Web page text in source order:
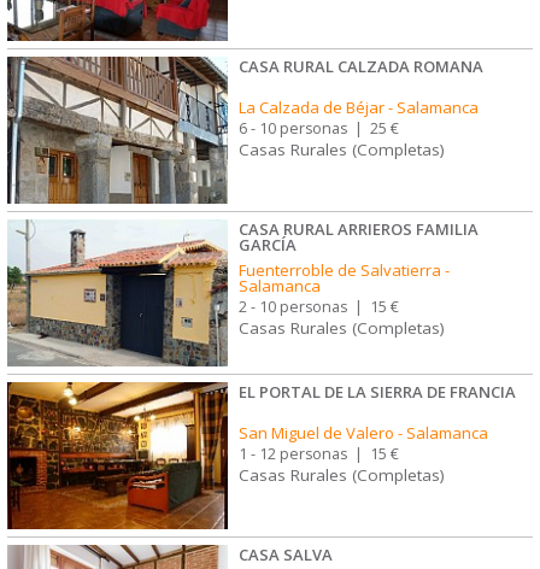
CASA RURAL CALZADA ROMANA
La Calzada de Béjar- Salamanca
6 - 10 personas 25 €
Casas Rurales (Completas)
CASA RURAL ARRIEROS FAMILIA
GARCÍA
Fuenterroble de Salvatierra -
Salamanca
2 - 10 personas | 15 €
Casas Rurales (Completas)
EL PORTAL DE LA SIERRA DE FRANCIA
San Miguel de Valero - Salamanca
1 - 12 personas | 15 €
Casas Rurales (Completas)
CASA SALVA